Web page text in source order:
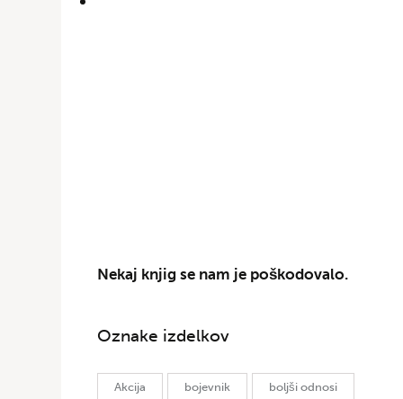
Nekaj knjig se nam je poškodovalo.
Oznake izdelkov
Akcija bojevnik boljši odnosi